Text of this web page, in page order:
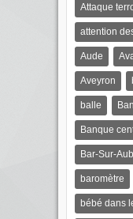
Attaque
attention
Aude
Aveyron
balle
Banque
Bar-Sur-
baromètre
bébé dans